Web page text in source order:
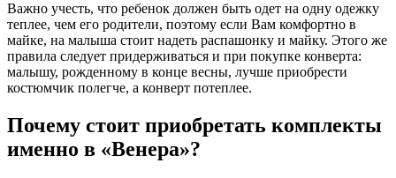
Важно учесть, что ребенок должен быть одет на одну одежку
теплее, чем его родители, поэтому если Вам комфортно в
майке, на малыша стоит надеть распашонку и майку. Этого же
правила следует придерживаться и при покупке конверта:
малышу, рожденному в конце весны, лучше приобрести
костюмчик полегче, а конверт потеплее.
Почему стоит приобретать комплекты
именно в «Венера»?